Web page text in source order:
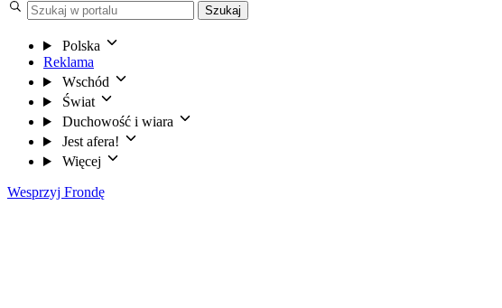
Szukaj
Polska
Reklama
Wschód
Świat
Duchowość i wiara
Jest afera!
Więcej
Wesprzyj Frondę